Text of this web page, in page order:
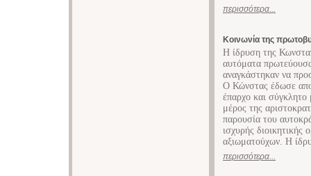
περισσότερα...
Κοινωνία της
Η ίδρυση της
αυτόματα
αναγκάστηκαν να
Ο Κώνστας έδωσε
έπαρχο και
μέρος της
παρουσία του
ισχυρής
αξιωματούχων. Η
περισσότερα...